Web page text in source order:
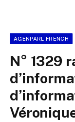
AGENPARL FRENCH
N° 1329